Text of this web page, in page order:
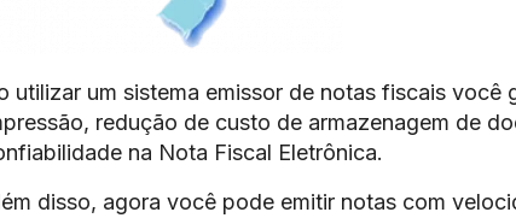
utilizar um sistema emissor de notas fiscais você
redução de custo de armazenagem de
na Nota Fiscal Eletrônica.
disso, agora você pode emitir notas com